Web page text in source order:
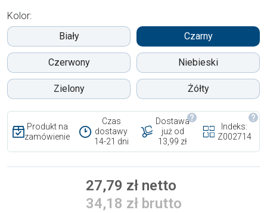
Kolor:
Biały
Czarny
Czerwony Niebieski
Zielony Żółty
Produkt na
zamówienie
Czas
dostawy
14-21 dni
Dostawa
już od
13,99 zł
Indeks:
Z002714
27,79 zł netto
34,18 zł brutto